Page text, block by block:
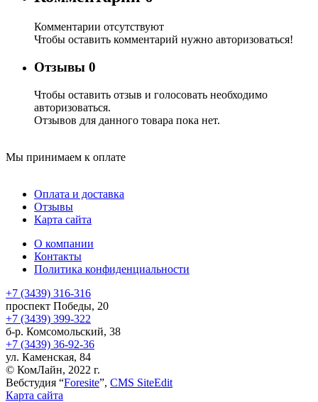
Комментарии отсутствуют
Чтобы оставить комментарий нужно авторизоваться!
Отзывы 0
Чтобы оcтавить отзыв и голосовать необходимо
авторизоваться.
Отзывов для данного товара пока нет.
Мы принимаем к оплате
Оплата и доставка
Отзывы
Карта сайта
О компании
Контакты
Политика конфиденциальности
+7 (3439) 316-316
проспект Победы, 20
+7 (3439) 399-322
б-р. Комсомольский, 38
+7 (3439) 36-92-36
ул. Каменская, 84
© КомЛайн, 2022 г.
Вебстудия “Foresite”, CMS SiteEdit
Карта сайта